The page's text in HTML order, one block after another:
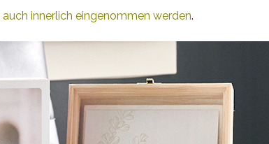
innerlich eingenommen werden.